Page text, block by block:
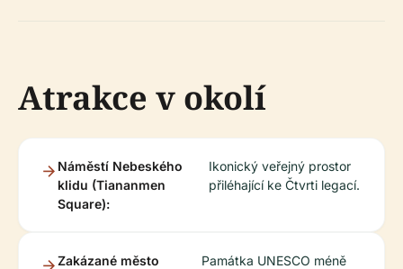
Atrakce v okolí
Náměstí Nebeského
klidu (Tiananmen
Square):
Ikonický veřejný prostor
přiléhající ke Čtvrti legací.
Zakázané město
Památka UNESCO méně